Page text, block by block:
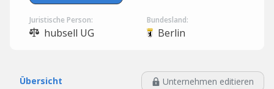
Juristische Person:
hubsell UG
Bundesland:
Berlin
Übersicht Unternehmen editieren